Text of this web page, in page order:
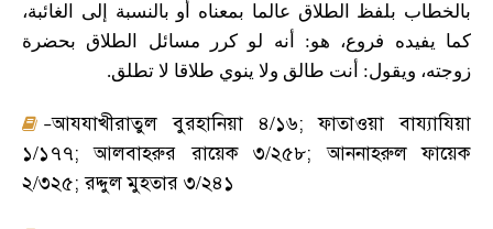
بالخطاب بلفظ الطلاق عالما بمعناه أو بالنسبة إلى
الغائبة،
كما يفيده فروع، هو: أنه لو كرر مسائل الطلاق بحضرة
زوجته، ويقول: أنت طالق ولا ينوي طلاقا لا تطلق.
–আযযাখীরাতুল বুরহানিয়া ৪/১৬;ফাতাওয়া বায্যাযিয়া
১/১৭৭;আলবাহরুর রায়েক ৩/২৫৮;আননাহরুল ফায়েক
২/৩২৫;রদ্দুল মুহতার ৩/২৪১